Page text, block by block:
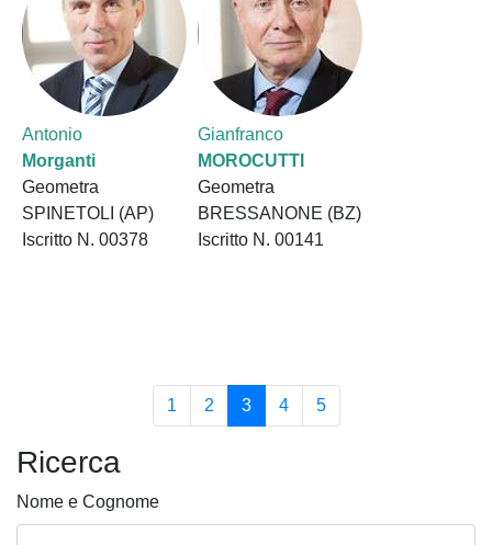
Antonio
Morganti
Geometra
SPINETOLI (AP)
Iscritto N. 00378
Gianfranco
MOROCUTTI
Geometra
BRESSANONE (BZ)
Iscritto N. 00141
1 2 3 4 5
Ricerca
Nome e Cognome